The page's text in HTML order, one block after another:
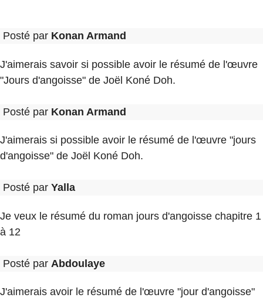
Posté par Konan Armand
J'aimerais savoir si possible avoir le résumé de l'œuvre
"Jours d'angoisse" de Joël Koné Doh.
Posté par Konan Armand
J'aimerais si possible avoir le résumé de l'œuvre "jours
d'angoisse" de Joël Koné Doh.
Posté par Yalla
Je veux le résumé du roman jours d'angoisse chapitre 1
à 12
Posté par Abdoulaye
J'aimerais avoir le résumé de l'œuvre "jour d'angoisse"